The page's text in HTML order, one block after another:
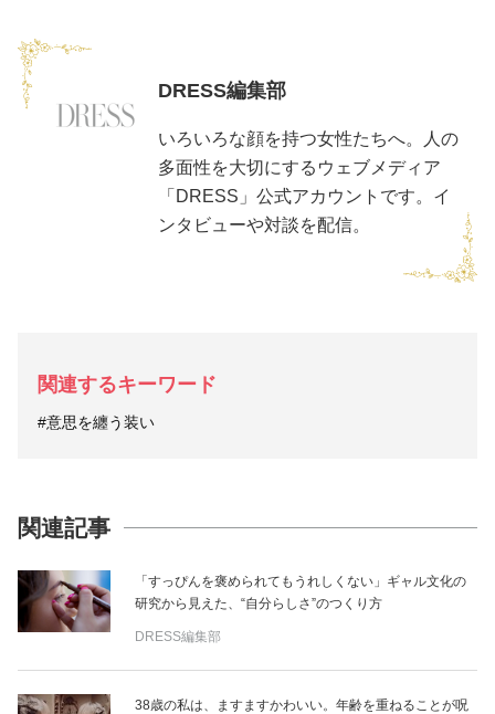
DRESS編集部
いろいろな顔を持つ女性たちへ。人の
多面性を大切にするウェブメディア
「DRESS」公式アカウントです。イ
ンタビューや対談を配信。
関連するキーワード
#意思を纏う装い
関連記事
「すっぴんを褒められてもうれしくない」ギャル文化の
研究から見えた、“自分らしさ”のつくり方
DRESS編集部
38歳の私は、ますますかわいい。年齢を重ねることが呪